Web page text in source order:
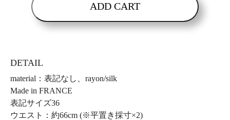
ADD CART
DETAIL
material：表記なし、rayon/silk
Made in FRANCE
表記サイズ36
ウエスト：約66cm (※平置き採寸×2)